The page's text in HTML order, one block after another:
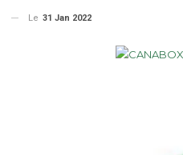
Le 31 Jan 2022